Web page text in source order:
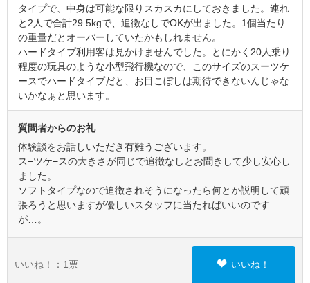
タイプで、中身は可能な限りスカスカにしておきました。連れ
と2人で合計29.5kgで、追徴なしでOKが出ました。1個当たり
の重量だとオーバーしていたかもしれません。
ハードタイプ利用客は見かけませんでした。とにかく20人乗り
程度の玩具のような小型飛行機なので、このサイズのスーツケ
ースでハードタイプだと、お目こぼしは期待できないんじゃな
いかなぁと思います。
質問者からのお礼
体験談をお話しいただき有難うございます。
ス−ツケ−スの大きさが同じで追徴なしとお聞きして少し安心し
ました。
ソフトタイプなので追徴されそうになったら何とか説明して頑
張ろうと思いますが優しいスタッフに当たればいいのです
が…。
いいね！： 1 票 いいね！